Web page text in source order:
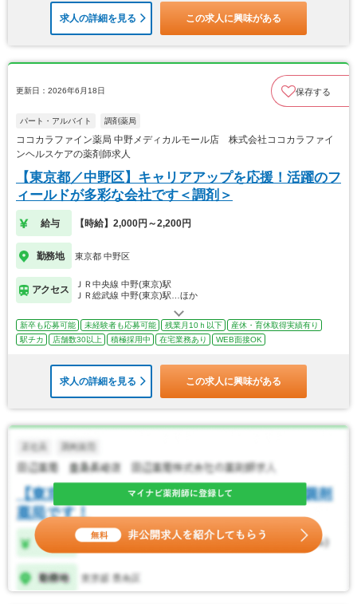
求人の詳細を見る この求人に興味がある
更新日：2026年6月18日 保存する
パート・アルバイト 調剤薬局
ココカラファイン薬局 中野メディカルモール店 株式会社ココカラファイ
ンヘルスケアの薬剤師求人
【東京都／中野区】キャリアアップを応援！活躍のフ
ィールドが多彩な会社です＜調剤＞
給与 【時給】2,000円～2,200円
勤務地 東京都 中野区
アクセス
ＪＲ中央線 中野(東京)駅
ＪＲ総武線 中野(東京)駅…ほか
新卒も応募可能 未経験者も応募可能 残業月10ｈ以下
産休・育休取得実績有り
駅チカ
店舗数30以上 積極採用中 在宅業務あり WEB面接OK
求人の詳細を見る この求人に興味がある